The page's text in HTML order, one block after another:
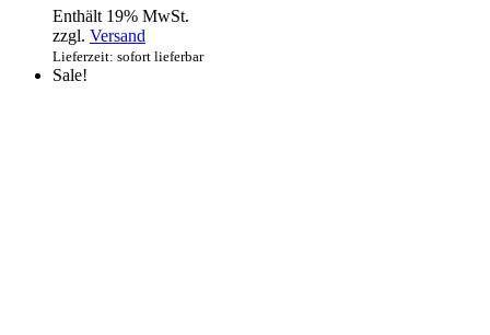
Enthält 19% MwSt.
zzgl. Versand
Lieferzeit: sofort lieferbar
Sale!